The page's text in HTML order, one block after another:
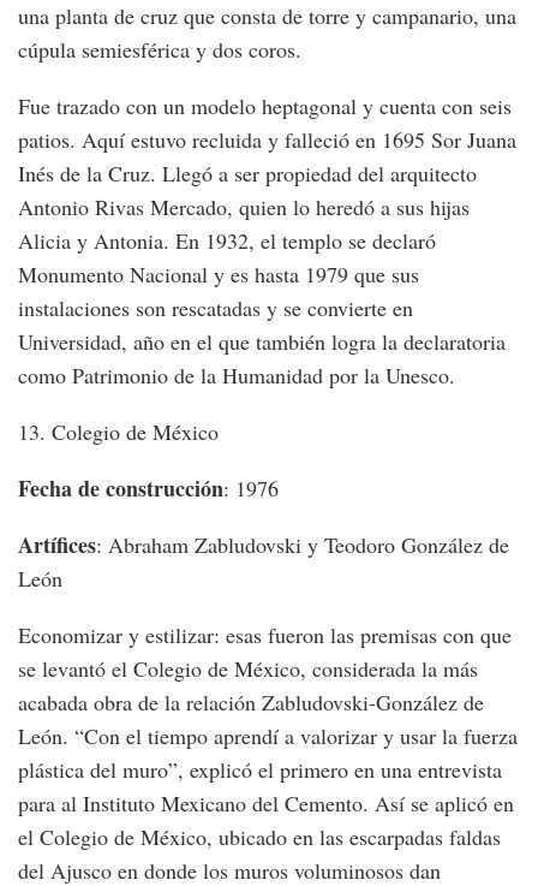
una planta de cruz que consta de torre y campanario, una
cúpula semiesférica y dos coros.
Fue trazado con un modelo heptagonal y cuenta con seis
patios. Aquí estuvo recluida y falleció en 1695 Sor Juana
Inés de la Cruz. Llegó a ser propiedad del arquitecto
Antonio Rivas Mercado, quien lo heredó a sus hijas
Alicia y Antonia. En 1932, el templo se declaró
Monumento Nacional y es hasta 1979 que sus
instalaciones son rescatadas y se convierte en
Universidad, año en el que también logra la declaratoria
como Patrimonio de la Humanidad por la Unesco.
13. Colegio de México
Fecha de construcción: 1976
Artífices: Abraham Zabludovski y Teodoro González de
León
Economizar y estilizar: esas fueron las premisas con que
se levantó el Colegio de México, considerada la más
acabada obra de la relación Zabludovski-González de
León. “Con el tiempo aprendí a valorizar y usar la fuerza
plástica del muro”, explicó el primero en una entrevista
para al Instituto Mexicano del Cemento. Así se aplicó en
el Colegio de México, ubicado en las escarpadas faldas
del Ajusco en donde los muros voluminosos dan